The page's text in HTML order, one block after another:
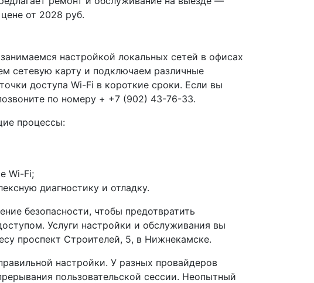
от 2028 руб.
настройкой локальных сетей в офисах
сетевую карту и подключаем различные
доступа Wi-Fi в короткие сроки. Если вы
по номеру + +7 (902) 43-76-33.
процессы:
Wi-Fi;
диагностику и отладку.
безопасности, чтобы предотвратить
Услуги настройки и обслуживания вы
проспект Строителей, 5, в Нижнекамске.
настройки. У разных провайдеров
пользовательской сессии. Неопытный